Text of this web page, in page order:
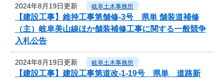
2024年8月19日更新 岐阜土木事務所
【建設工事】維持工事第舗修-3号 県単 舗装道補修
（主）岐阜美山線ほか舗装補修工事に関する一般競争
入札公告
2024年8月19日更新 岐阜土木事務所
【建設工事】建設工事第道改-1-19号 県単 道路新